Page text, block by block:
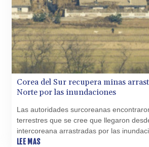
XCG
XDR
XOF
XPF
YER
ZAR
ZMK
ZMW
Corea del Sur recupera minas
Norte por las inundaciones
Las autoridades surcoreanas
terrestres que se cree que llegaron
intercoreana arrastradas por las
por el monzón, informaron este viernes
LEE MAS